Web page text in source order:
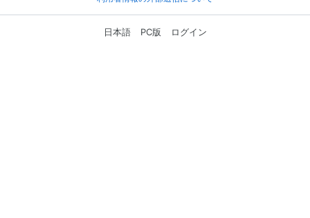
日本語 PC版 ログイン